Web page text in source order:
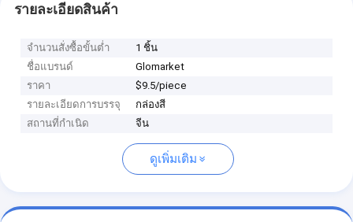
รายละเอียดสินค้า
จำนวนสั่งซื้อขั้นต่ำ
1 ชิ้น
ชื่อแบรนด์
Glomarket
ราคา
$9.5/piece
รายละเอียดการบรรจุ
กล่องสี
สถานที่กำเนิด
จีน
ดูเพิ่มเติม